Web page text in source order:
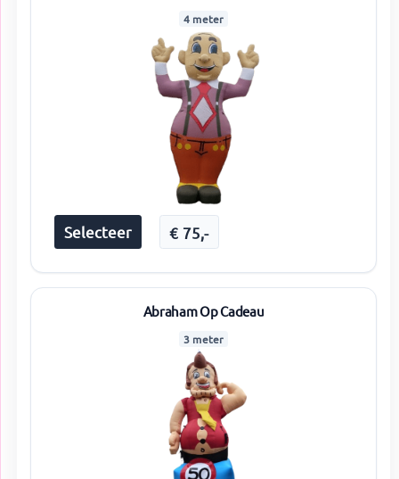
4 meter
Selecteer € 75,-
Abraham Op Cadeau
3 meter